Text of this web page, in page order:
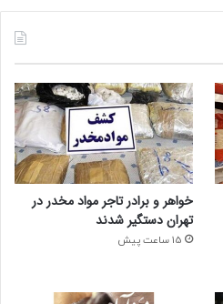
خواهر و برادر تاجر مواد مخدر در
تهران دستگیر شدند
15 ساعت پیش